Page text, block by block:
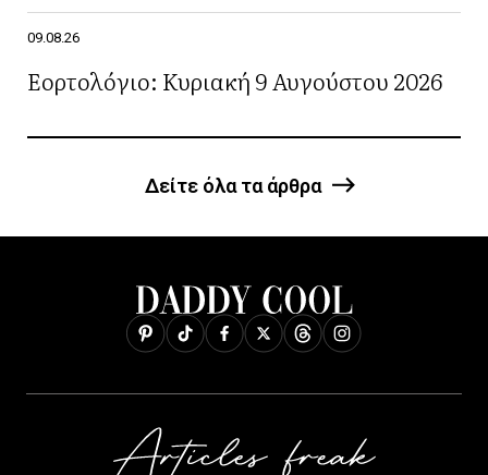
09.08.26
Εορτολόγιο: Κυριακή 9 Αυγούστου 2026
Δείτε όλα τα άρθρα